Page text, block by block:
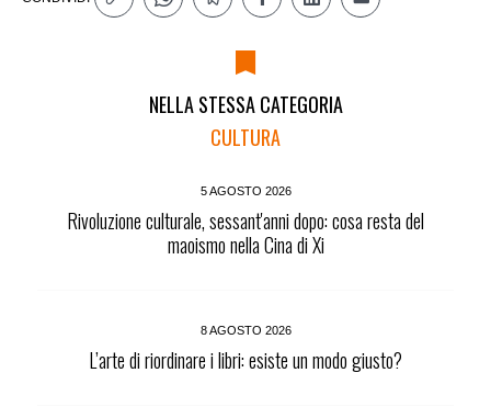
NELLA STESSA CATEGORIA
CULTURA
5 AGOSTO 2026
Rivoluzione culturale, sessant'anni dopo: cosa resta del
maoismo nella Cina di Xi
8 AGOSTO 2026
L’arte di riordinare i libri: esiste un modo giusto?